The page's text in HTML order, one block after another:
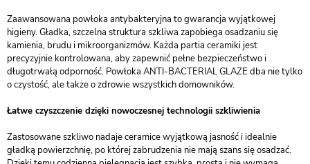
Zaawansowana powłoka antybakteryjna to gwarancja wyjątkowej
higieny. Gładka, szczelna struktura szkliwa zapobiega osadzaniu się
kamienia, brudu i mikroorganizmów. Każda partia ceramiki jest
precyzyjnie kontrolowana, aby zapewnić pełne bezpieczeństwo i
długotrwałą odporność. Powłoka ANTI-BACTERIAL GLAZE dba nie tylko
o czystość, ale także o zdrowie wszystkich domowników.
Łatwe czyszczenie dzięki nowoczesnej technologii szkliwienia
Zastosowane szkliwo nadaje ceramice wyjątkową jasność i idealnie
gładką powierzchnię, po której zabrudzenia nie mają szans się osadzać.